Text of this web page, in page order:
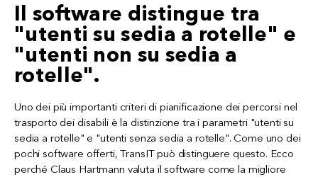
Il software distingue tra
"utenti su sedia a rotelle" e
"utenti non su sedia a
rotelle".
Uno dei più importanti criteri di pianificazione dei percorsi nel
trasporto dei disabili è la distinzione tra i parametri "utenti su
sedia a rotelle" e "utenti senza sedia a rotelle". Come uno dei
pochi software offerti, TransIT può distinguere questo. Ecco
perché Claus Hartmann valuta il software come la migliore